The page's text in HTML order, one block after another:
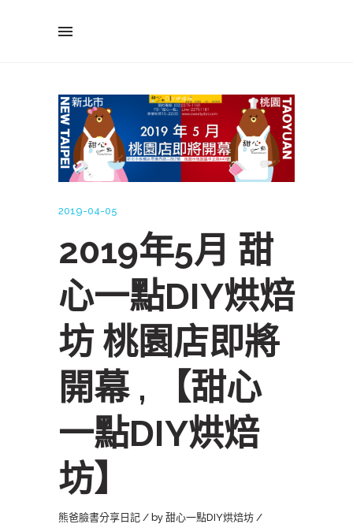
2019-04-05
2019年5月 甜
心一點DIY烘焙
坊 桃園店即將
開幕 , 【甜心
一點DIY烘焙
坊】
熊爸臉書分享日記 by 甜心一點DIY烘焙坊